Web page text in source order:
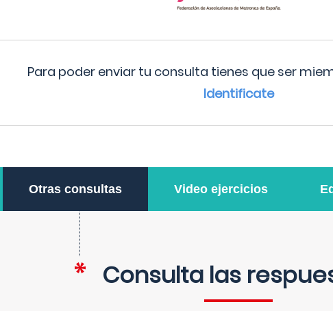
Para poder enviar tu consulta tienes que ser
Identificate
Otras consultas Video ejercicios
Consulta las